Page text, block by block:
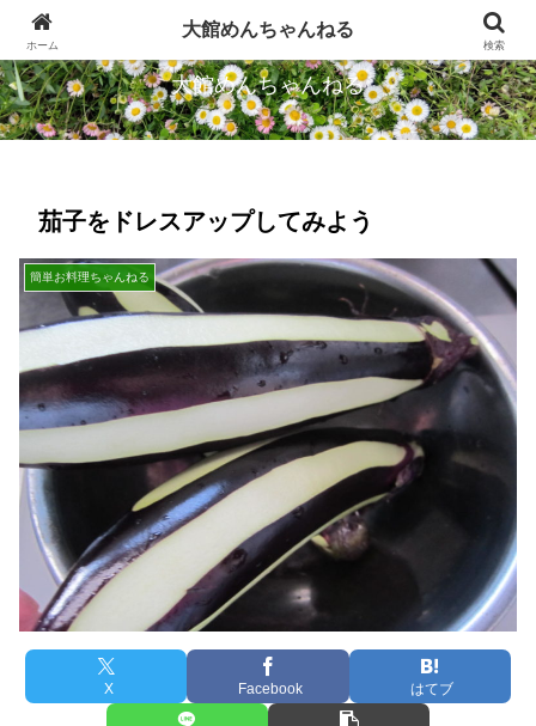
忠犬ハチ公のふるさとから発信します
大館めんちゃんねる
茄子をドレスアップしてみよう
簡単お料理ちゃんねる
X Facebook はてブ
ホーム
大館めんちゃんねる
検索